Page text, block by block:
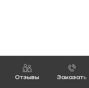
Отзывы Заказать